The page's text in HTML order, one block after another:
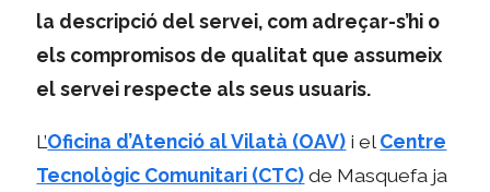
la descripció del servei, com adreçar-s’hi o
els compromisos de qualitat que assumeix
el servei respecte als seus usuaris.
L’Oficina d’Atenció al Vilatà (OAV) i elCentre
Tecnològic Comunitari (CTC)de Masquefa ja